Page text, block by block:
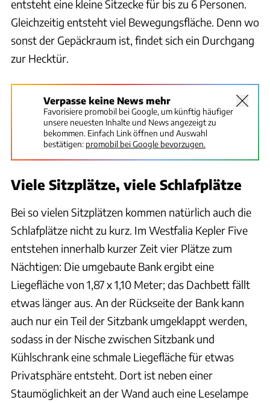
entsteht eine kleine Sitzecke für bis zu 6 Personen.
Gleichzeitig entsteht viel Bewegungsfläche. Denn wo
sonst der Gepäckraum ist, findet sich ein Durchgang
zur Hecktür.
Verpasse keine News mehr
Favorisiere promobil bei Google, um künftig häufiger
unsere neuesten Inhalte und News angezeigt zu
bekommen. Einfach Link öffnen und Auswahl
bestätigen: promobil bei Google bevorzugen.
Viele Sitzplätze, viele Schlafplätze
Bei so vielen Sitzplätzen kommen natürlich auch die
Schlafplätze nicht zu kurz. Im Westfalia Kepler Five
entstehen innerhalb kurzer Zeit vier Plätze zum
Nächtigen: Die umgebaute Bank ergibt eine
Liegefläche von 1,87 x 1,10 Meter; das Dachbett fällt
etwas länger aus. An der Rückseite der Bank kann
auch nur ein Teil der Sitzbank umgeklappt werden,
sodass in der Nische zwischen Sitzbank und
Kühlschrank eine schmale Liegefläche für etwas
Privatsphäre entsteht. Dort ist neben einer
Staumöglichkeit an der Wand auch eine Leselampe